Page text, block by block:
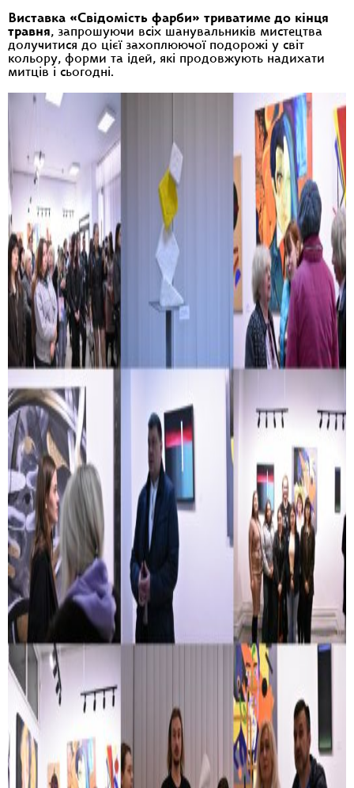
Виставка «Свідомість фарби» триватиме до кінця
травня, запрошуючи всіх шанувальників мистецтва
долучитися до цієї захоплюючої подорожі у світ
кольору, форми та ідей, які продовжують надихати
митців і сьогодні.